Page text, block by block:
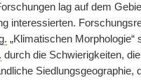
lag auf dem
interessierten.
„Klimatischen
durch die Schwierigkeiten,